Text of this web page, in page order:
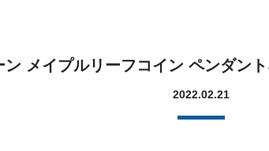
ン メイプルリーフコイン ペンダン
2022.02.21